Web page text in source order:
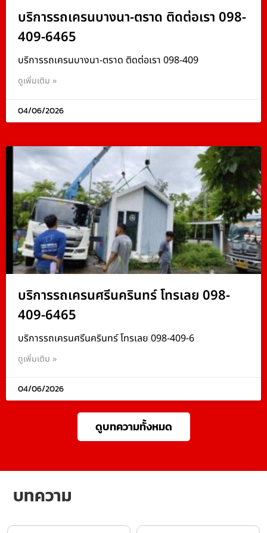
บริการรถเครนบางนา-ตราด ติดต่อเรา 098-
409-6465
บริการรถเครนบางนา-ตราด ติดต่อเรา 098-409
ดูเพิ่มเติม »
04/06/2026
บริการรถเครนศรีนครินทร์ โทรเลย 098-
409-6465
บริการรถเครนศรีนครินทร์ โทรเลย 098-409-6
ดูเพิ่มเติม »
04/06/2026
ดูบทความทั้งหมด
บทความ